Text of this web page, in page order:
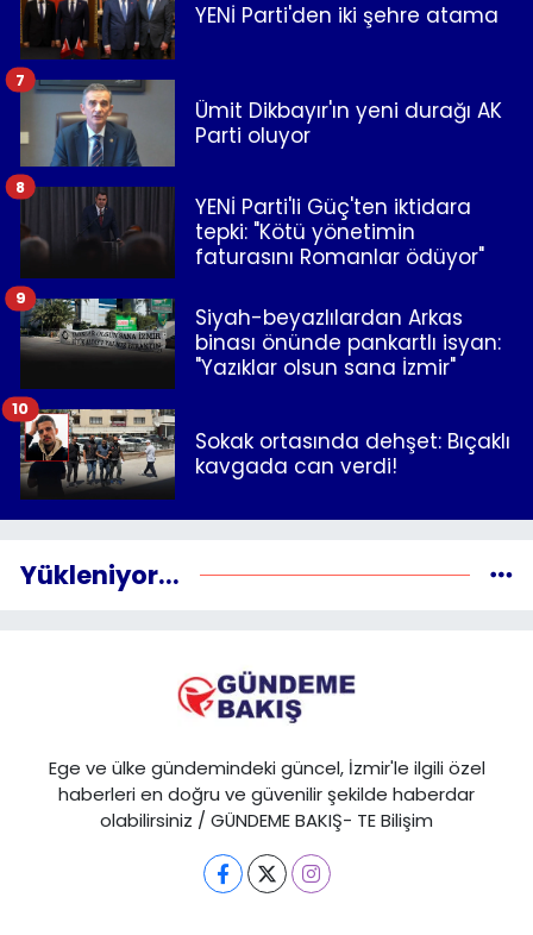
YENİ Parti'den iki şehre atama
Ümit Dikbayır'ın yeni durağı AK
Parti oluyor
7
YENİ Parti'li Güç'ten iktidara
tepki: "Kötü yönetimin
faturasını Romanlar ödüyor"
8
Siyah-beyazlılardan Arkas
binası önünde pankartlı isyan:
"Yazıklar olsun sana İzmir"
9
Sokak ortasında dehşet: Bıçaklı
kavgada can verdi!
10
Yükleniyor...
Ege ve ülke gündemindeki güncel, İzmir'le ilgili özel
haberleri en doğru ve güvenilir şekilde haberdar
olabilirsiniz / GÜNDEME BAKIŞ- TE Bilişim